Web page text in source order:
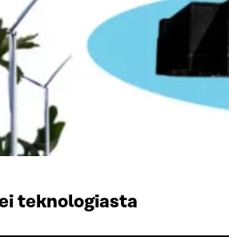
teknologiasta